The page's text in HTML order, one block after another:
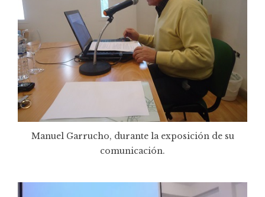
Manuel Garrucho, durante la exposición de su
comunicación.